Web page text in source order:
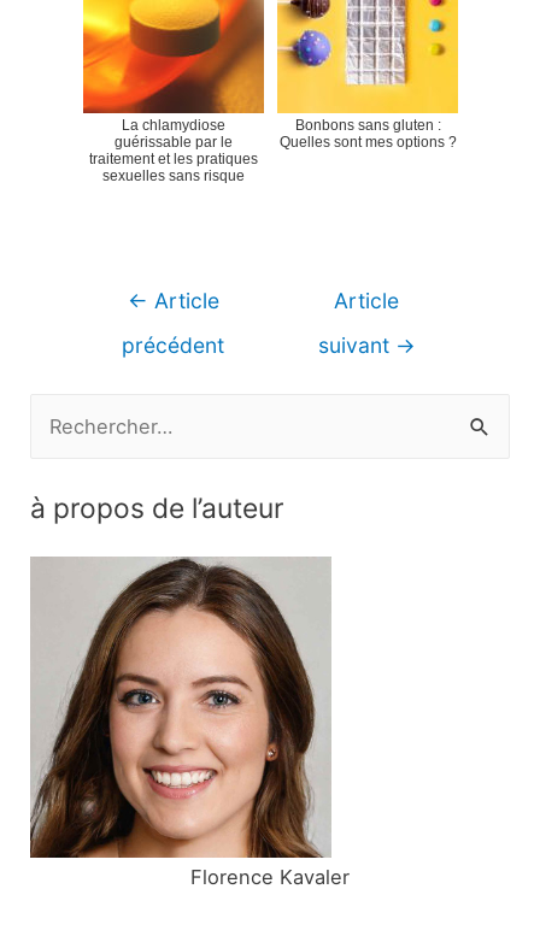
La chlamydiose
guérissable par le
traitement et les pratiques
sexuelles sans risque
Bonbons sans gluten :
Quelles sont mes options ?
Navigation
← Article
précédent
Article
suivant →
h
:
à propos de l’auteur
Florence Kavaler